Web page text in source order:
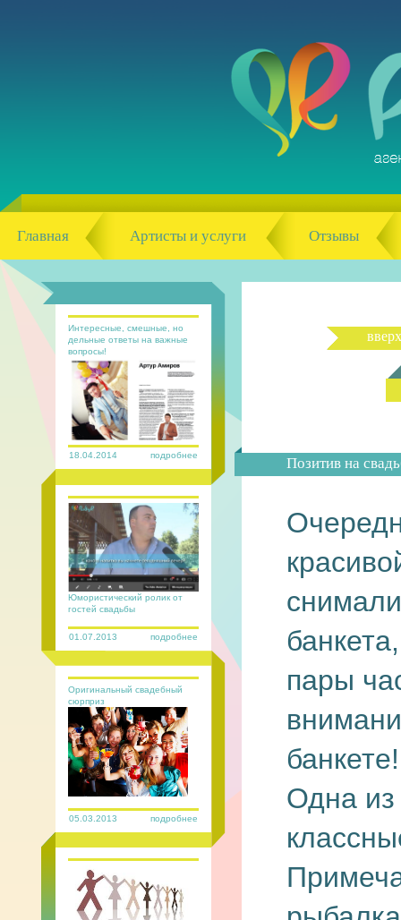
Главная Артисты и услуги Отзывы
18.04.2014 подробнее
Интересные, смешные, но
дельные ответы на важные
вопросы!
01.07.2013 подробнее
Юмористический ролик от
гостей свадьбы
05.03.2013 подробнее
Оригинальный свадебный
сюрприз
вверх
Позитив на
пары
банкете!
Одна из